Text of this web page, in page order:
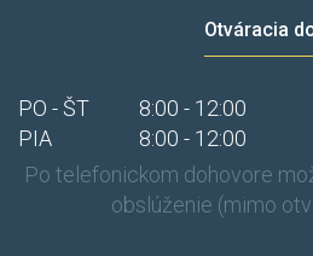
Otváracia
PO - ŠT 8:00 - 12:00
PIA
8:00 - 12:00
Po telefonickom dohovore
obslúženie (mimo